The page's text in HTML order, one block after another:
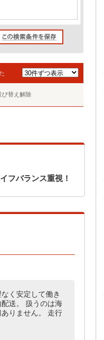
び替え解除
フバランス重視！
く安定して働き
送。 扱うのは海
りません。 走行